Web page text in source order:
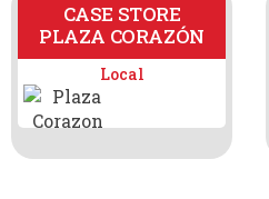
CASE STORE
PLAZA CORAZÓN
Local